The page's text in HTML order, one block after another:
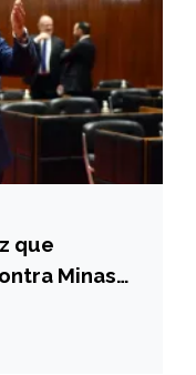
que
Minas